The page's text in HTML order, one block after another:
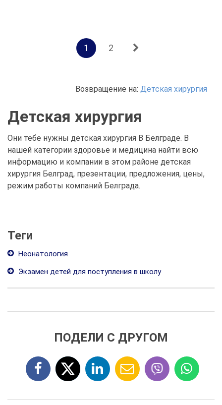
1 2
Возвращение на: Детская хирургия
Детская хирургия
Они тебе нужны детская хирургия В Белграде. В
нашей категории здоровье и медицина найти всю
информацию и компании в этом районе детская
хирургия Белград, презентации, предложения, цены,
режим работы компаний Белграда.
Теги
Неонатология
Экзамен детей для поступления в школу
ПОДЕЛИ С ДРУГОМ